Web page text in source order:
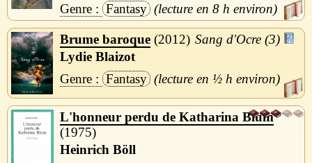
Fantasy
8 h
Brume baroque 2012
Sang d'Ocre (3)
Lydie Blaizot
Fantasy
½ h
L'honneur perdu de Katharina Blum
1975
Heinrich Böll